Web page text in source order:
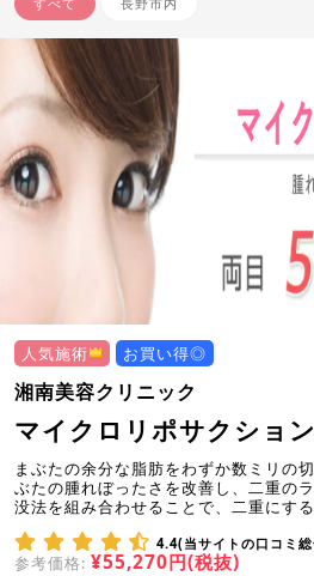
人気施術 お買い得◎
湘南美容クリニック
マイクロリポサクショ
まぶたの余分な脂肪をわずか数ミリの
ぶたの腫れぼったさを改善し、二重の
没法を組み合わせることで、二重にす
4.4(当サイトの口コミ
参考価格: ¥55,270円(税抜)